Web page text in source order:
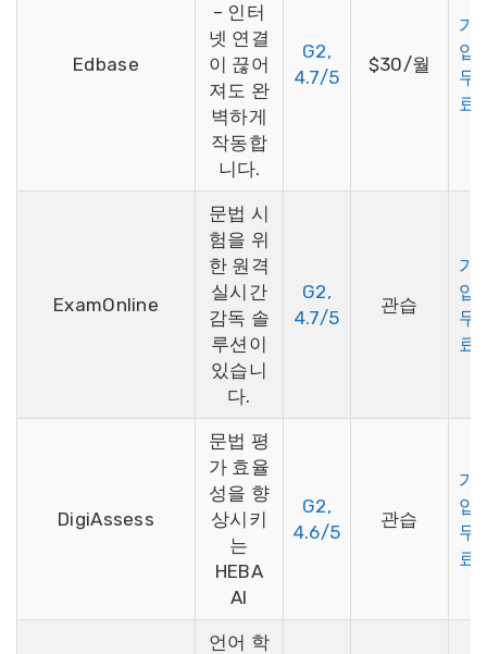
Edbase
– 인터
넷 연결
이 끊어
져도 완
벽하게
작동합
니다.
G2,
4.7/5
$30/월
가
입
무
료
ExamOnline
문법 시
험을 위
한 원격
실시간
감독 솔
루션이
있습니
다.
G2,
4.7/5
관습
가
입
무
료
DigiAssess
문법 평
가 효율
성을 향
상시키
는
HEBA
AI
G2,
4.6/5
관습
가
입
무
료
언어 학